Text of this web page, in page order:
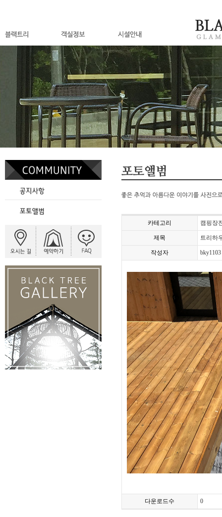
카테고리 캠핑장
제목 트리하
작성자 bky1103
다운로드수 0